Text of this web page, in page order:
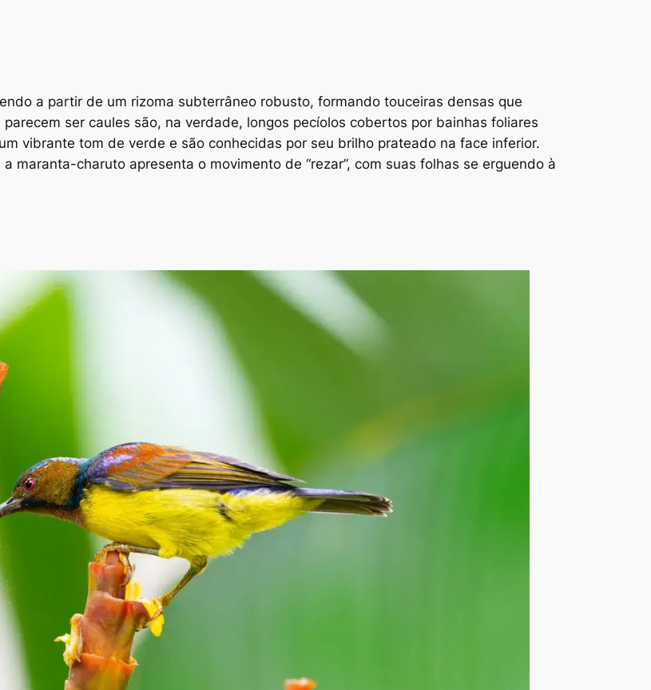
a partir de um rizoma subterrâneo robusto, formando touceiras densas que
ser caules são, na verdade, longos pecíolos cobertos por bainhas foliares
vibrante tom de verde e são conhecidas por seu brilho prateado na face inferior.
maranta-charuto apresenta o movimento de “rezar”, com suas folhas se erguendo à